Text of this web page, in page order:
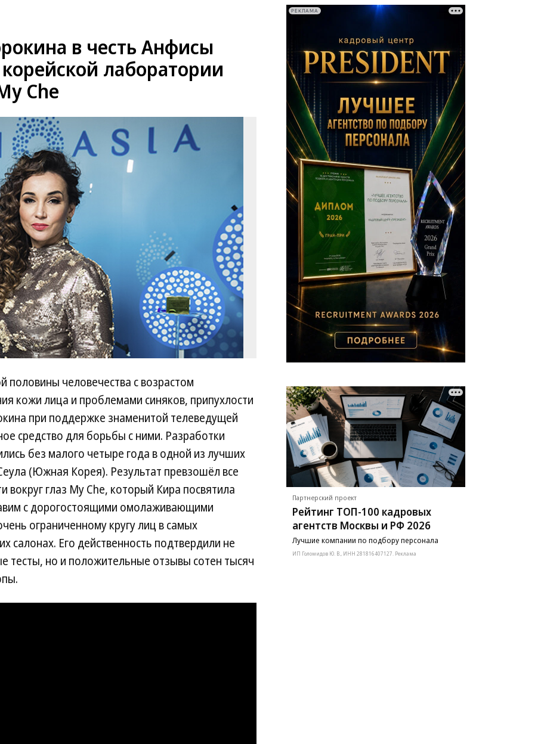
в честь Анфисы
лаборатории
Che
половины человечества с возрастом
кожи лица и проблемами синяков, припухлости
при поддержке знаменитой телеведущей
средство для борьбы с ними. Разработки
без малого четыре года в одной из лучших
(Южная Корея). Результат превзошёл все
глаз My Che, который Кира посвятила
с дорогостоящими омолаживающими
ограниченному кругу лиц в самых
салонах. Его действенность подтвердили не
тесты, но и положительные отзывы сотен тысяч
РЕКЛАМА
Партнерский проект
Рейтинг ТОП-100 кадровых
агентств Москвы и РФ 2026
Лучшие компании по подбору персонала
ИП Голомидов Ю. В., ИНН 281816407127. Реклама